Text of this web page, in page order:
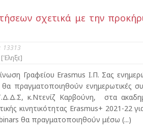
σχετικά με την
13313
[Έληξε]
Γραφείου Erasmus I.Π. Σας
πραγματοποιηθούν ενημερωτικές
κ.Ντενίζ Καρβούνη, στα
κινητικότητας Εrasmus+ 2021-
θα πραγματοποιηθούν μέσω (...)